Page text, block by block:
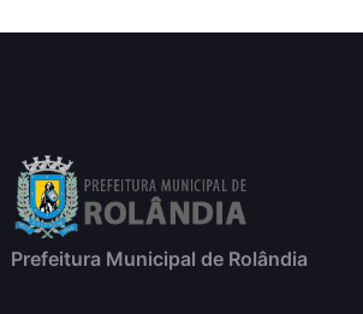
Prefeitura Municipal de Rolândia